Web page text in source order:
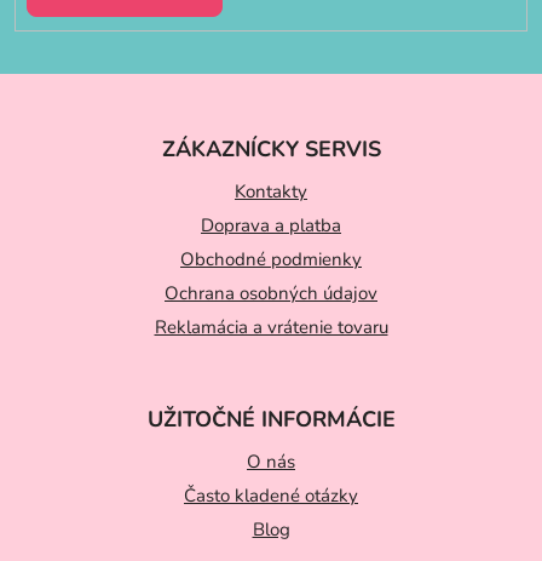
ZÁKAZNÍCKY SERVIS
Kontakty
Doprava a platba
Obchodné podmienky
Ochrana osobných údajov
Reklamácia a vrátenie tovaru
UŽITOČNÉ INFORMÁCIE
O nás
Často kladené otázky
Blog